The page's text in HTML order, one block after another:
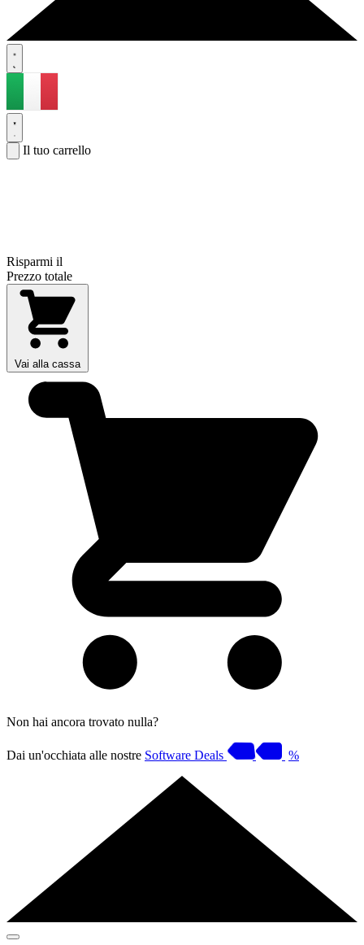
Il tuo carrello
Risparmi il
Prezzo totale
Vai alla cassa
Non hai ancora trovato nulla?
Dai un'occhiata alle nostre Software Deals %